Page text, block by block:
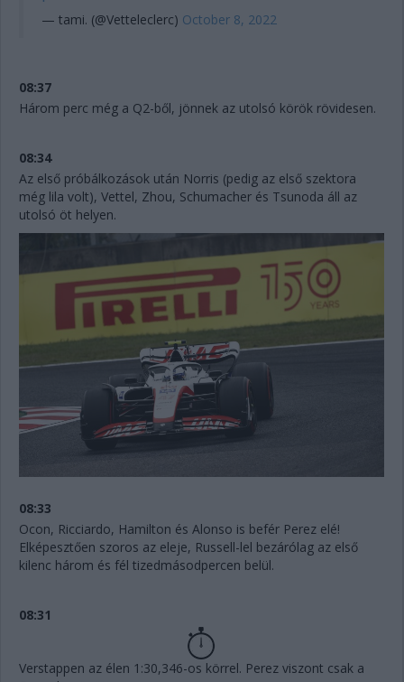
— tami. (@Vetteleclerc) October 8, 2022
08:37
Három perc még a Q2-ből, jönnek az utolsó körök rövidesen.
08:34
Az első próbálkozások után Norris (pedig az első szektora
még lila volt), Vettel, Zhou, Schumacher és Tsunoda áll az
utolsó öt helyen.
08:33
Ocon, Ricciardo, Hamilton és Alonso is befér Perez elé!
Elképesztően szoros az eleje, Russell-lel bezárólag az első
kilenc három és fél tizedmásodpercen belül.
08:31
Verstappen az élen 1:30,346-os körrel. Perez viszont csak a